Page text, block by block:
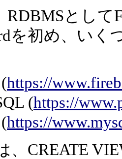
RDBMSとし
を初め、いく
https://
(https://
https://
、CREATE